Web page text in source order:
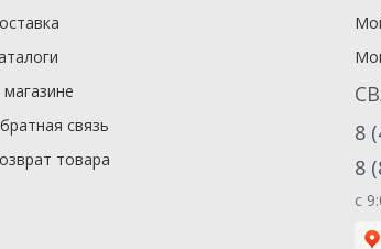
связь
товара
8
8
с